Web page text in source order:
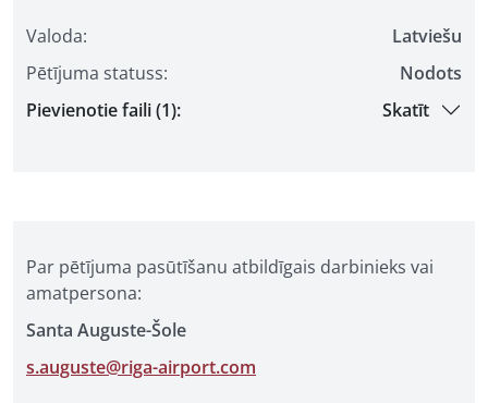
Valoda:
Latviešu
Pētījuma statuss:
Nodots
Pievienotie faili (1):
Skatīt
Par pētījuma pasūtīšanu atbildīgais darbinieks vai
amatpersona:
Santa Auguste-Šole
s.auguste@riga-airport.com